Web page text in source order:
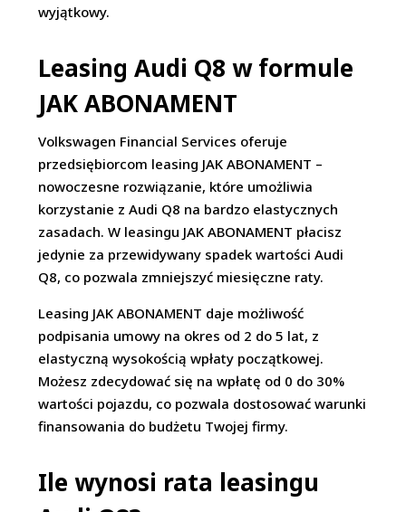
wyjątkowy.
Leasing Audi Q8 w formule
JAK ABONAMENT
Volkswagen Financial Services oferuje
przedsiębiorcom leasing JAK ABONAMENT –
nowoczesne rozwiązanie, które umożliwia
korzystanie z Audi Q8 na bardzo elastycznych
zasadach. W leasingu JAK ABONAMENT płacisz
jedynie za przewidywany spadek wartości Audi
Q8, co pozwala zmniejszyć miesięczne raty.
Leasing JAK ABONAMENT daje możliwość
podpisania umowy na okres od 2 do 5 lat, z
elastyczną wysokością wpłaty początkowej.
Możesz zdecydować się na wpłatę od 0 do 30%
wartości pojazdu, co pozwala dostosować warunki
finansowania do budżetu Twojej firmy.
Ile wynosi rata leasingu